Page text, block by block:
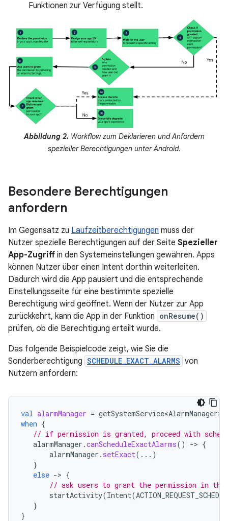
Funktionen zur Verfügung stellt.
Abbildung 2. Workflow zum Deklarieren und Anfordern
spezieller Berechtigungen unter Android.
Besondere Berechtigungen
anfordern
Im Gegensatz zu Laufzeitberechtigungen muss der
Nutzer spezielle Berechtigungen auf der Seite Spezieller
App-Zugriff in den Systemeinstellungen gewähren. Apps
können Nutzer über einen Intent dorthin weiterleiten.
Dadurch wird die App pausiert und die entsprechende
Einstellungsseite für eine bestimmte spezielle
Berechtigung wird geöffnet. Wenn der Nutzer zur App
zurückkehrt, kann die App in der Funktion onResume()
prüfen, ob die Berechtigung erteilt wurde.
Das folgende Beispielcode zeigt, wie Sie die
Sonderberechtigung SCHEDULE_EXACT_ALARMS von
Nutzern anfordern:
val alarmManager = getSystemService<AlarmManager>
when {
// if permission is granted, proceed with
alarmManager .canScheduleExactAlarms() -> {
alarmManager . setExact(...)
}
else -> {
// ask users to grant the permission in the
startActivity(Intent(
}
}